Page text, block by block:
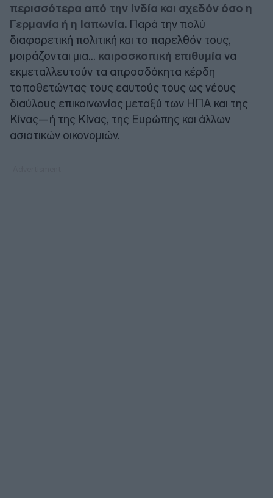
περισσότερα από την Ινδία και σχεδόν όσο η
Γερμανία ή η Ιαπωνία. Παρά την πολύ
διαφορετική πολιτική και το παρελθόν τους,
μοιράζονται μια... καιροσκοπική επιθυμία να
εκμεταλλευτούν τα απροσδόκητα κέρδη
τοποθετώντας τους εαυτούς τους ως νέους
διαύλους επικοινωνίας μεταξύ των ΗΠΑ και της
Κίνας—ή της Κίνας, της Ευρώπης και άλλων
ασιατικών οικονομιών.